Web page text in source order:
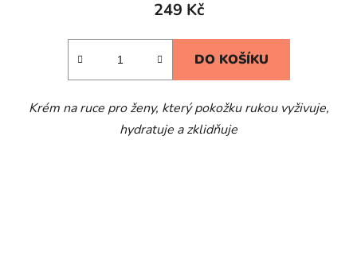
249 Kč
DO KOŠÍKU
Krém na ruce pro ženy, který pokožku rukou vyživuje,
hydratuje a zklidňuje